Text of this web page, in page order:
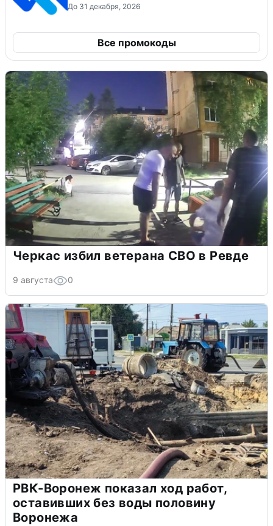
До 31 декабря, 2026
Все промокоды
Черкас избил ветерана СВО в Ревде
9 августа 0
РВК-Воронеж показал ход работ,
оставивших без воды половину
Воронежа